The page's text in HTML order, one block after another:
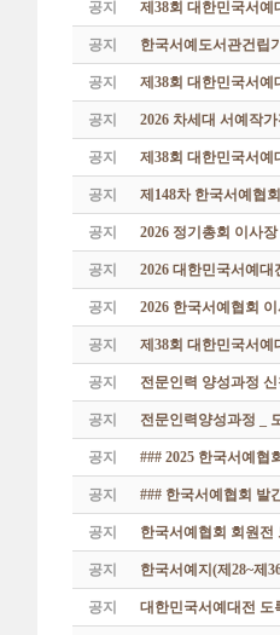
공지 제38회 대한민국서예
공지 한국서예도서관건립
공지 제38회 대한민국서예
공지 2026 차세대 서예작
공지 제38회 대한민국서예
공지 제148차 한국서예협
공지 2026 정기총회 이사
공지 2026 대한민국서예대
공지 2026 한국서예협회
공지 제38회 대한민국서
공지 전문인력 양성과정
공지 전문인력양성과정 _
공지 ### 2025 한국서예협
공지 ### 한국서예협회 발
공지 한국서예협회 회원전
공지 한국서예지(제28~제
공지 대한민국서예대전 도